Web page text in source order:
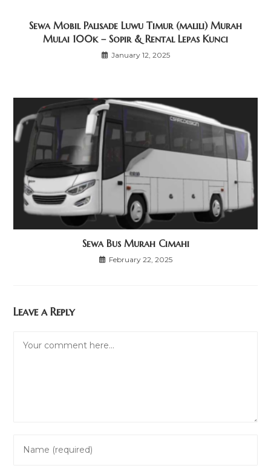
Sewa Mobil Palisade Luwu Timur (malili) Murah
Mulai 100k – Sopir & Rental Lepas Kunci
January 12, 2025
Sewa Bus Murah Cimahi
February 22, 2025
Leave a Reply
your